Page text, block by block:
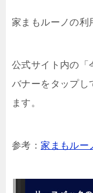
家まもルーノの利
公式サイト内の「
バナーをタップし
ます。
参考：家まもルー